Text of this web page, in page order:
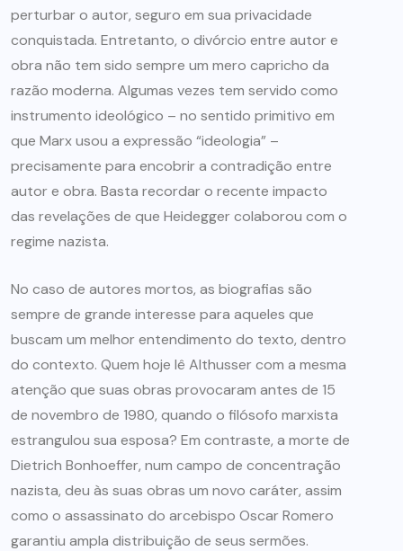
perturbar o autor, seguro em sua privacidade
conquistada. Entretanto, o divórcio entre autor e
obra não tem sido sempre um mero capricho da
razão moderna. Algumas vezes tem servido como
instrumento ideológico – no sentido primitivo em
que Marx usou a expressão “ideologia” –
precisamente para encobrir a contradição entre
autor e obra. Basta recordar o recente impacto
das revelações de que Heidegger colaborou com o
regime nazista.
No caso de autores mortos, as biografias são
sempre de grande interesse para aqueles que
buscam um melhor entendimento do texto, dentro
do contexto. Quem hoje lê Althusser com a mesma
atenção que suas obras provocaram antes de 15
de novembro de 1980, quando o filósofo marxista
estrangulou sua esposa? Em contraste, a morte de
Dietrich Bonhoeffer, num campo de concentração
nazista, deu às suas obras um novo caráter, assim
como o assassinato do arcebispo Oscar Romero
garantiu ampla distribuição de seus sermões.